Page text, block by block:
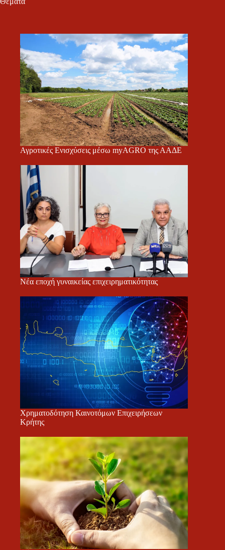
Αγροτικές Ενισχύσεις μέσω myAGRO της ΑΑΔΕ
Νέα εποχή γυναικείας επιχειρηματικότητας
Χρηματοδότηση Καινοτόμων Επιχειρήσεων
Κρήτης